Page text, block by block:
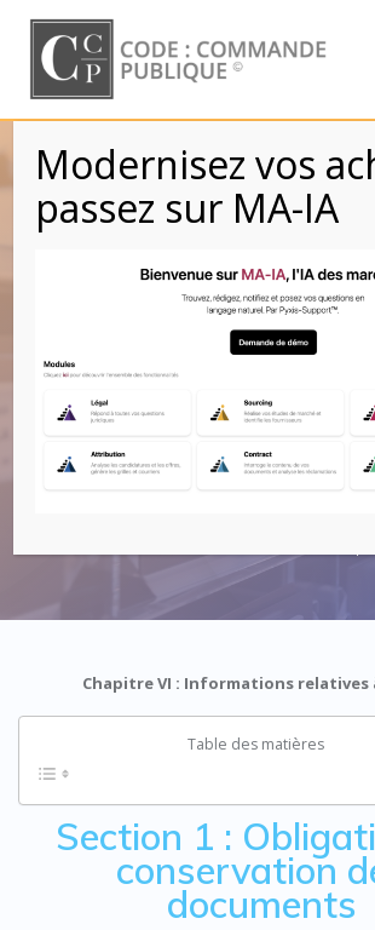
to
content
relatives à
Conservation
documents
d’exécution
marchés
Chapitre VI : Informations relatives
Table des matières
Section 1 :
conservation
documents
Modernisez vos
passez sur MA-IA